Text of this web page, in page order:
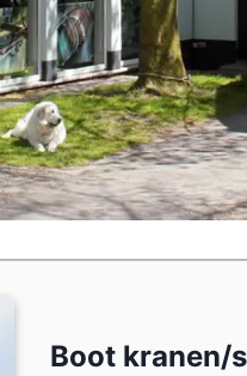
Boot kranen/